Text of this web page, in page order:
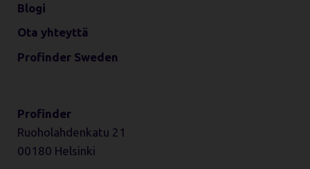
Blogi
Ota yhteyttä
Profinder Sweden
Profinder
Ruoholahdenkatu 21
00180 Helsinki